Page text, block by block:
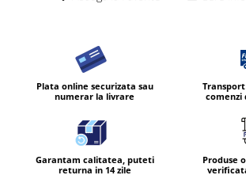
Plata online securizata sau
numerar la livrare
Transport
comenzi
Garantam calitatea, puteti
returna in 14 zile
Produse